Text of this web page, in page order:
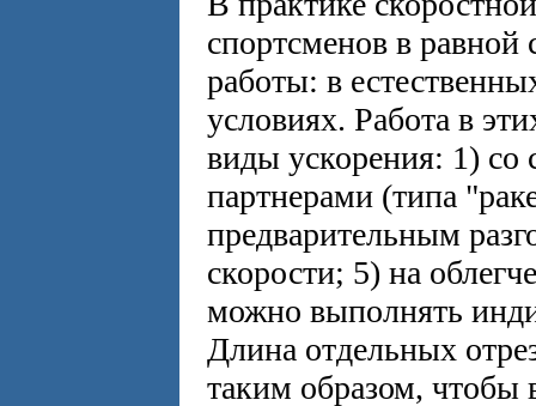
спортсменов в
работы: в
условиях. Работа в
виды ускорения: 1) со
партнерами (типа
предварительным
скорости; 5) на
можно выполнять
Длина отдельных
таким образом,